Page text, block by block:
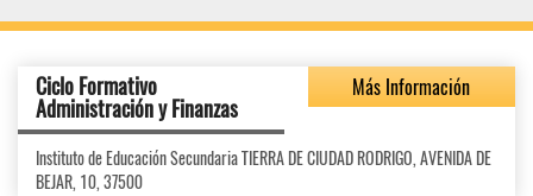
Ciclo Formativo
Administración y Finanzas
Más Información
Instituto de Educación Secundaria TIERRA DE CIUDAD RODRIGO, AVENIDA DE
BEJAR, 10, 37500